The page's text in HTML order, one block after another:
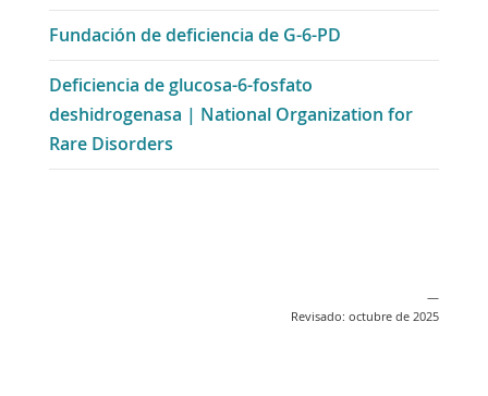
se
abre
nueva
Fundación de deficiencia de G-6-PDEnlace
se
en
Deficiencia de glucosa-6-fosfato
deshidrogenasa | National Organization for
Rare DisordersEnlace
se
—
Revisado: octubre de 2025